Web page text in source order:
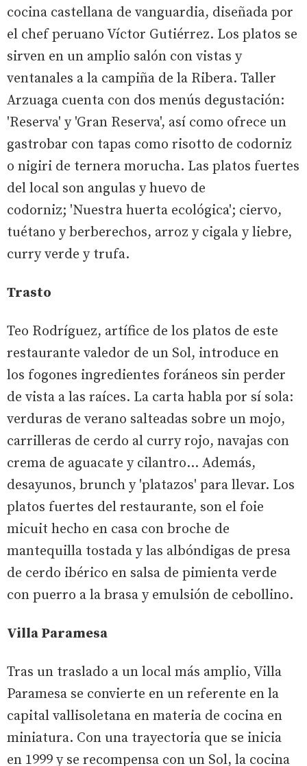
cocina castellana de vanguardia, diseñada por
el chef peruano Víctor Gutiérrez. Los platos se
sirven en un amplio salón con vistas y
ventanales a la campiña de la Ribera. Taller
Arzuaga cuenta con dos menús degustación:
'Reserva' y 'Gran Reserva', así como ofrece un
gastrobar con tapas como risotto de codorniz
o nigiri de ternera morucha. Las platos fuertes
del local son angulas y huevo de
codorniz; 'Nuestra huerta ecológica'; ciervo,
tuétano y berberechos, arroz y cigala y liebre,
curry verde y trufa.
Trasto
Teo Rodríguez, artífice de los platos de este
restaurante valedor de un Sol, introduce en
los fogones ingredientes foráneos sin perder
de vista a las raíces. La carta habla por sí sola:
verduras de verano salteadas sobre un mojo,
carrilleras de cerdo al curry rojo, navajas con
crema de aguacate y cilantro… Además,
desayunos, brunch y 'platazos' para llevar. Los
platos fuertes del restaurante, son el foie
micuit hecho en casa con broche de
mantequilla tostada y las albóndigas de presa
de cerdo ibérico en salsa de pimienta verde
con puerro a la brasa y emulsión de cebollino.
Villa Paramesa
Tras un traslado a un local más amplio, Villa
Paramesa se convierte en un referente en la
capital vallisoletana en materia de cocina en
miniatura. Con una trayectoria que se inicia
en 1999 y se recompensa con un Sol, la cocina